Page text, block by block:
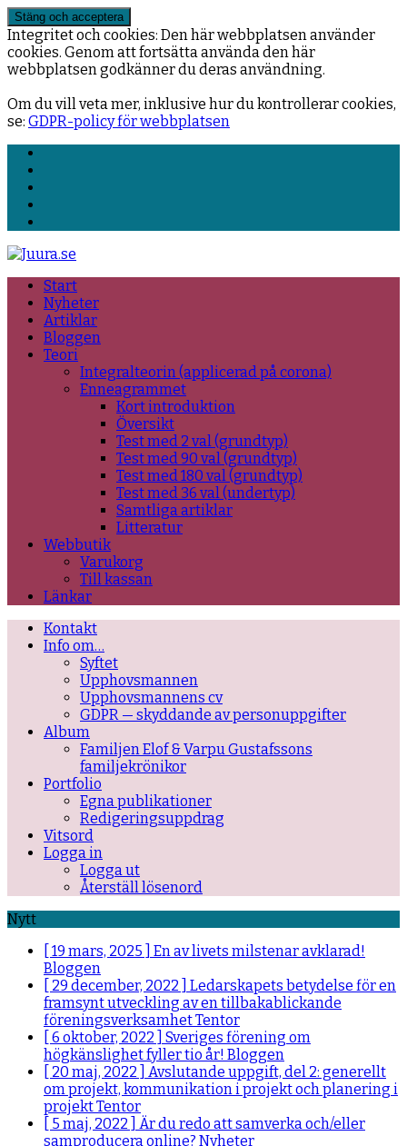
Integritet och cookies: Den här webbplatsen använder
cookies. Genom att fortsätta använda den här
webbplatsen godkänner du deras användning.
Om du vill veta mer, inklusive hur du kontrollerar cookies,
se: GDPR-policy för webbplatsen
Start
Nyheter
Artiklar
Bloggen
Teori
Integralteorin (applicerad på corona)
Enneagrammet
Kort introduktion
Översikt
Test med 2 val (grundtyp)
Test med 90 val (grundtyp)
Test med 180 val (grundtyp)
Test med 36 val (undertyp)
Samtliga artiklar
Litteratur
Webbutik
Varukorg
Till kassan
Länkar
Kontakt
Info om…
Syftet
Upphovsmannen
Upphovsmannens cv
GDPR — skyddande av personuppgifter
Album
Familjen Elof & Varpu Gustafssons
familjekrönikor
Portfolio
Egna publikationer
Redigeringsuppdrag
Vitsord
Logga in
Logga ut
Återställ lösenord
Nytt
[ 19 mars, 2025 ] En av livets milstenar avklarad!
Bloggen
[ 29 december, 2022 ] Ledarskapets betydelse för en
framsynt utveckling av en tillbakablickande
föreningsverksamhetTentor
[ 6 oktober, 2022 ] Sveriges förening om
högkänslighet fyller tio år! Bloggen
[ 20 maj, 2022 ] Avslutande uppgift, del 2: generellt
om projekt, kommunikation i projekt och planering i
projektTentor
[ 5 maj, 2022 ] Är du redo att samverka och/eller
samproducera online? Nyheter